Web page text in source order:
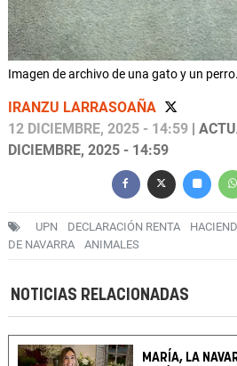
Imagen de archivo de una gato y un
IRANZU LARRASOAÑA
12 DICIEMBRE, 2025 - 14:59 |
DICIEMBRE, 2025 - 14:59
UPN DECLARACIÓN RENTA
DE NAVARRA
ANIMALES
NOTICIAS RELACIONADAS
MARÍA, LA